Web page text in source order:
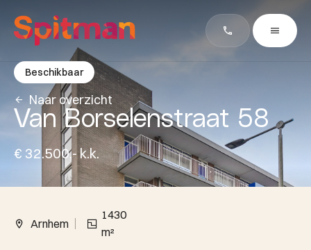
Naar overzicht
Beschikbaar
Van Borselenstraat 58
€ 32.500,- k.k.
Arnhem
1430
m²